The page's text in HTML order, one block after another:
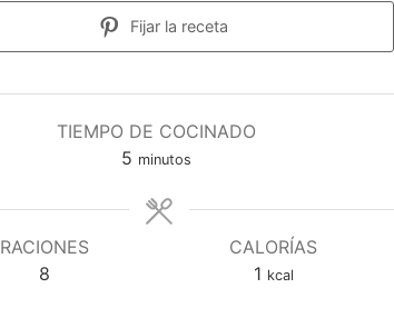
Fijar la receta
TIEMPO DE COCINADO
5 minutos
minutos
RACIONES
8
CALORÍAS
1 kcal